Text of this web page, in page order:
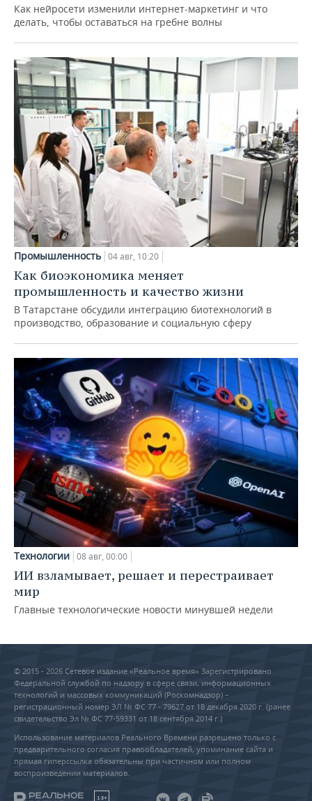
Как нейросети изменили интернет-маркетинг и что
делать, чтобы оставаться на гребне волны
Промышленность 04 авг, 10:20
Как биоэкономика меняет
промышленность и качество жизни
В Татарстане обсудили интеграцию биотехнологий в
производство, образование и социальную сферу
Технологии 08 авг, 00:00
ИИ взламывает, решает и перестраивает
мир
Главные технологические новости минувшей недели
© 2015 - 2026 Сетевое издание «Реальное время» Зарегистрировано
Федеральной службой по надзору в сфере связи, информационных
технологий и массовых коммуникаций (Роскомнадзор) –
регистрационный номер ЭЛ № ФС 77 - 79627 от 18 декабря 2020 г. (ранее
свидетельство Эл № ФС 77-59331 от 18 сентября 2014 г.)
Использование материалов Реального Времени разрешено только с
предварительного согласия правообладателей, упоминание сайта и
прямая гиперссылка обязательны при частичном или полном
воспроизведении материалов.
18+